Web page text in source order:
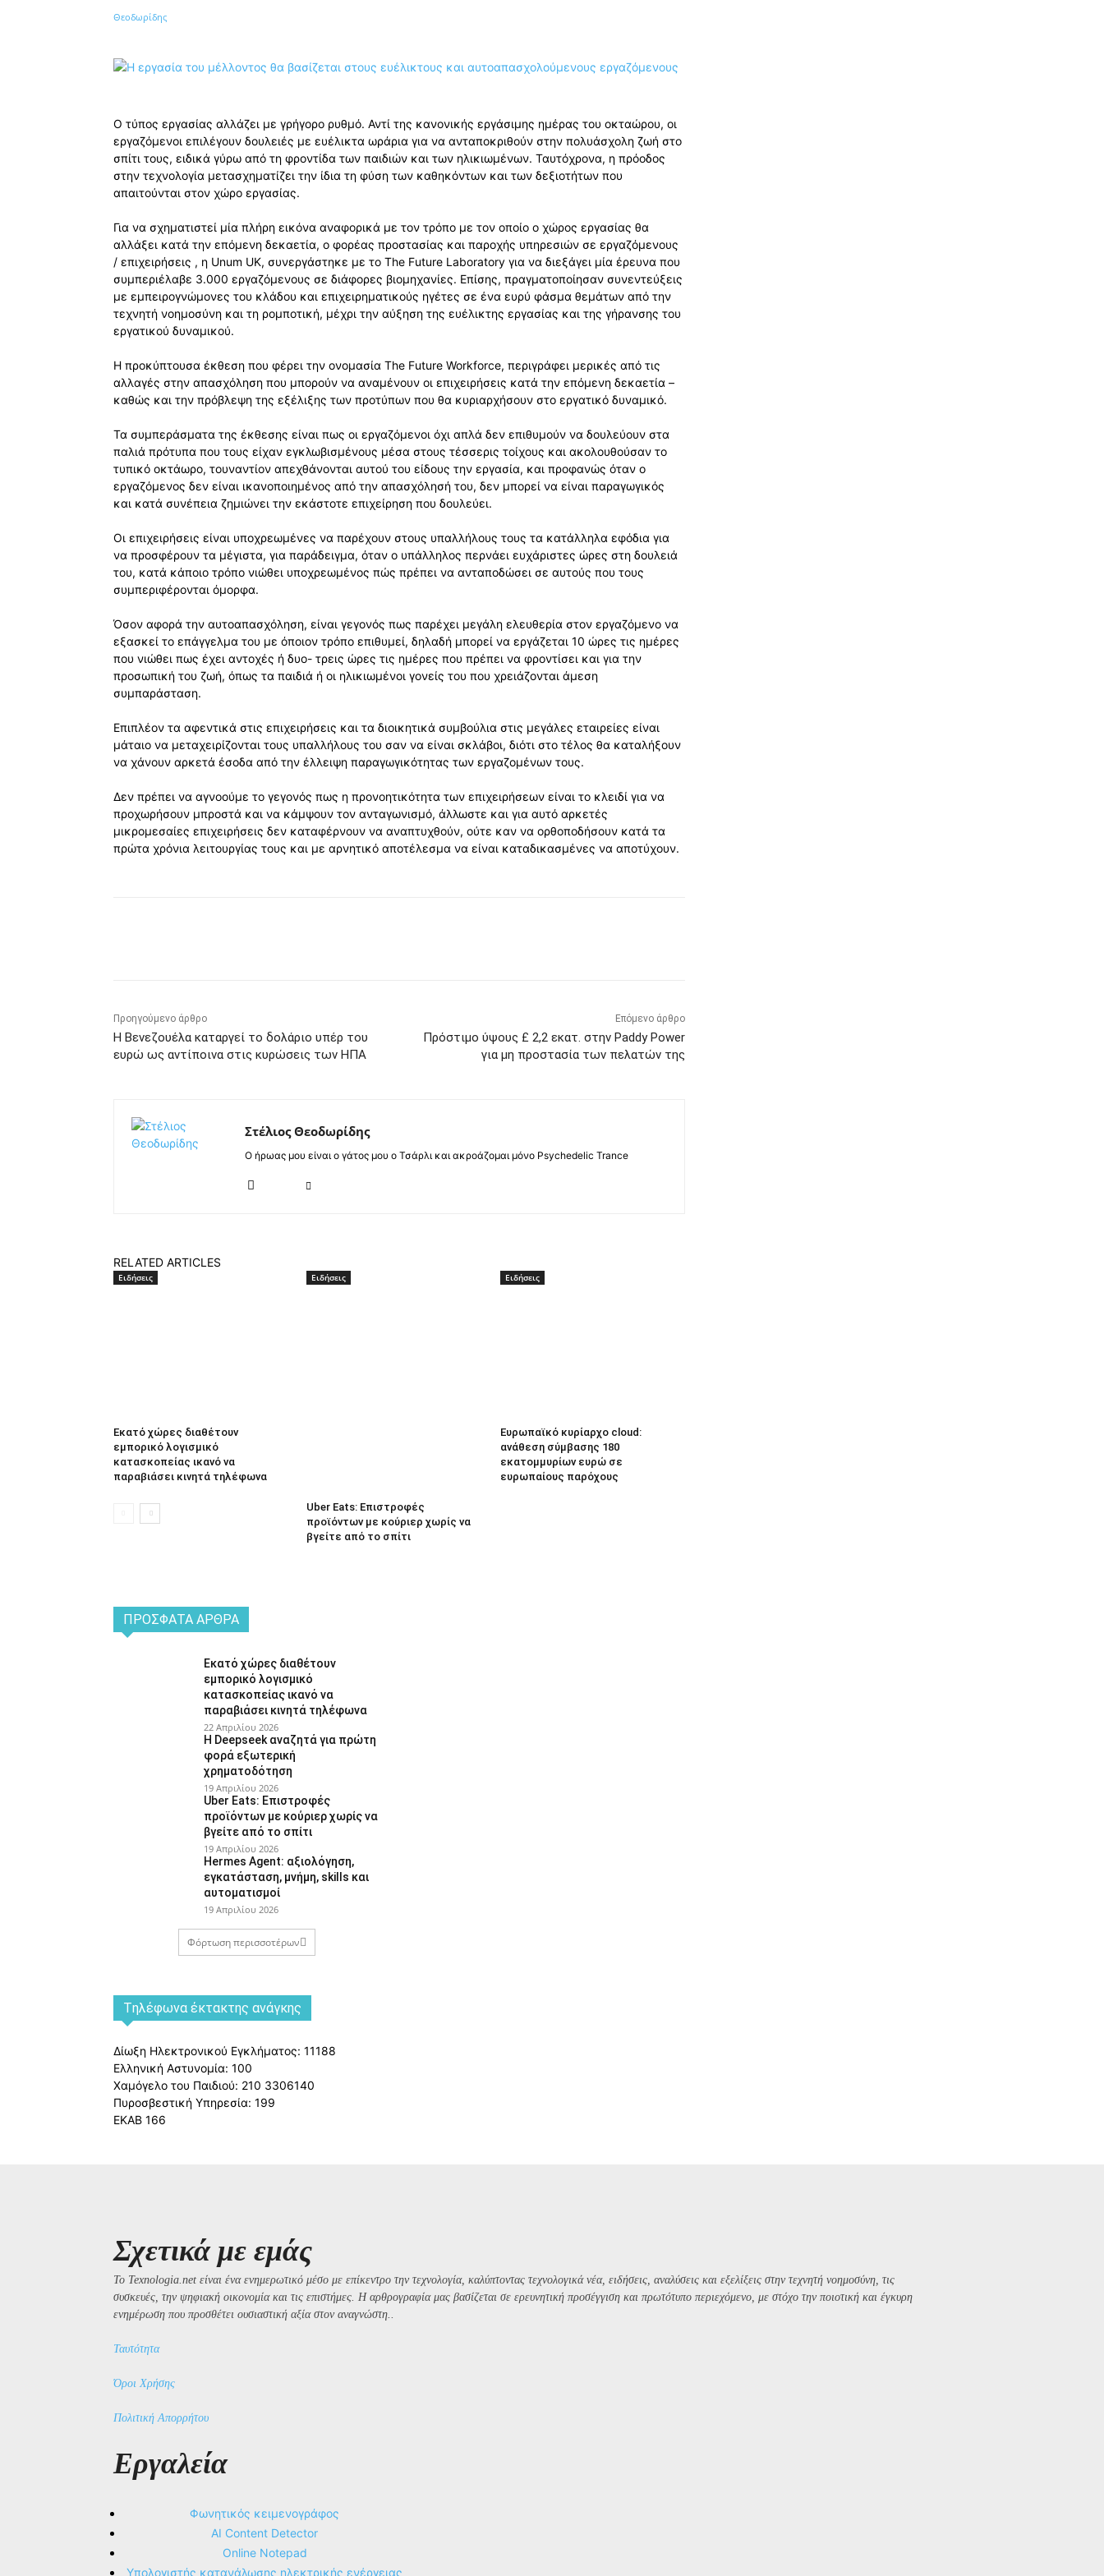
Κοινοποίηση
Ο τύπος εργασίας αλλάζει με γρήγορο ρυθμό. Αντί της κανονικής εργάσιμης ημέρας του οκταώρου, οι
εργαζόμενοι επιλέγουν δουλειές με ευέλικτα ωράρια για να ανταποκριθούν στην πολυάσχολη ζωή στο
σπίτι τους, ειδικά γύρω από τη φροντίδα των παιδιών και των ηλικιωμένων. Ταυτόχρονα, η πρόοδος
στην τεχνολογία μετασχηματίζει την ίδια τη φύση των καθηκόντων και των δεξιοτήτων που
απαιτούνται στον χώρο εργασίας.
Για να σχηματιστεί μία πλήρη εικόνα αναφορικά με τον τρόπο με τον οποίο ο χώρος εργασίας θα
αλλάξει κατά την επόμενη δεκαετία, ο φορέας προστασίας και παροχής υπηρεσιών σε εργαζόμενους
/ επιχειρήσεις , η Unum UK, συνεργάστηκε με το The Future Laboratory για να διεξάγει μία έρευνα που
συμπεριέλαβε 3.000 εργαζόμενους σε διάφορες βιομηχανίες. Επίσης, πραγματοποίησαν συνεντεύξεις
με εμπειρογνώμονες του κλάδου και επιχειρηματικούς ηγέτες σε ένα ευρύ φάσμα θεμάτων από την
τεχνητή νοημοσύνη και τη ρομποτική, μέχρι την αύξηση της ευέλικτης εργασίας και της γήρανσης του
εργατικού δυναμικού.
Η προκύπτουσα έκθεση που φέρει την ονομασία The Future Workforce, περιγράφει μερικές από τις
αλλαγές στην απασχόληση που μπορούν να αναμένουν οι επιχειρήσεις κατά την επόμενη δεκαετία –
καθώς και την πρόβλεψη της εξέλιξης των προτύπων που θα κυριαρχήσουν στο εργατικό δυναμικό.
Τα συμπεράσματα της έκθεσης είναι πως οι εργαζόμενοι όχι απλά δεν επιθυμούν να δουλεύουν στα
παλιά πρότυπα που τους είχαν εγκλωβισμένους μέσα στους τέσσερις τοίχους και ακολουθούσαν το
τυπικό οκτάωρο, τουναντίον απεχθάνονται αυτού του είδους την εργασία, και προφανώς όταν ο
εργαζόμενος δεν είναι ικανοποιημένος από την απασχόλησή του, δεν μπορεί να είναι παραγωγικός
και κατά συνέπεια ζημιώνει την εκάστοτε επιχείρηση που δουλεύει.
Οι επιχειρήσεις είναι υποχρεωμένες να παρέχουν στους υπαλλήλους τους τα κατάλληλα εφόδια για
να προσφέρουν τα μέγιστα, για παράδειγμα, όταν ο υπάλληλος περνάει ευχάριστες ώρες στη δουλειά
του, κατά κάποιο τρόπο νιώθει υποχρεωμένος πώς πρέπει να ανταποδώσει σε αυτούς που τους
συμπεριφέρονται όμορφα.
Όσον αφορά την αυτοαπασχόληση, είναι γεγονός πως παρέχει μεγάλη ελευθερία στον εργαζόμενο να
εξασκεί το επάγγελμα του με όποιον τρόπο επιθυμεί, δηλαδή μπορεί να εργάζεται 10 ώρες τις ημέρες
που νιώθει πως έχει αντοχές ή δυο- τρεις ώρες τις ημέρες που πρέπει να φροντίσει και για την
προσωπική του ζωή, όπως τα παιδιά ή οι ηλικιωμένοι γονείς του που χρειάζονται άμεση
συμπαράσταση.
Επιπλέον τα αφεντικά στις επιχειρήσεις και τα διοικητικά συμβούλια στις μεγάλες εταιρείες είναι
μάταιο να μεταχειρίζονται τους υπαλλήλους του σαν να είναι σκλάβοι, διότι στο τέλος θα καταλήξουν
να χάνουν αρκετά έσοδα από την έλλειψη παραγωγικότητας των εργαζομένων τους.
Δεν πρέπει να αγνοούμε το γεγονός πως η προνοητικότητα των επιχειρήσεων είναι το κλειδί για να
προχωρήσουν μπροστά και να κάμψουν τον ανταγωνισμό, άλλωστε και για αυτό αρκετές
μικρομεσαίες επιχειρήσεις δεν καταφέρνουν να αναπτυχθούν, ούτε καν να ορθοποδήσουν κατά τα
πρώτα χρόνια λειτουργίας τους και με αρνητικό αποτέλεσμα να είναι καταδικασμένες να αποτύχουν.
Προηγούμενο άρθρο
Η Βενεζουέλα καταργεί το δολάριο υπέρ του
ευρώ ως αντίποινα στις κυρώσεις των ΗΠΑ
Επόμενο άρθρο
Πρόστιμο ύψους £ 2,2 εκατ. στην Paddy Power
για μη προστασία των πελατών της
Στέλιος Θεοδωρίδης
Ο ήρωας μου είναι ο γάτος μου ο Τσάρλι και ακροάζομαι μόνο Psychedelic Trance
RELATED ARTICLES
Ειδήσεις
Εκατό χώρες διαθέτουν
εμπορικό λογισμικό
κατασκοπείας ικανό να
παραβιάσει κινητά τηλέφωνα
Ειδήσεις
Uber Eats: Επιστροφές
προϊόντων με κούριερ χωρίς να
βγείτε από το σπίτι
Ειδήσεις
Ευρωπαϊκό κυρίαρχο cloud:
ανάθεση σύμβασης 180
εκατομμυρίων ευρώ σε
ευρωπαίους παρόχους
ΠΡΌΣΦΑΤΑ ΆΡΘΡΑ
Εκατό χώρες διαθέτουν
εμπορικό λογισμικό
κατασκοπείας ικανό να
παραβιάσει κινητά τηλέφωνα
22 Απριλίου 2026
Η Deepseek αναζητά για πρώτη
φορά εξωτερική
χρηματοδότηση
19 Απριλίου 2026
Uber Eats: Επιστροφές
προϊόντων με κούριερ χωρίς να
βγείτε από το σπίτι
19 Απριλίου 2026
Hermes Agent: αξιολόγηση,
εγκατάσταση, μνήμη, skills και
αυτοματισμοί
19 Απριλίου 2026
Φόρτωση περισσοτέρων
Tηλέφωνα έκτακτης ανάγκης
Δίωξη Ηλεκτρονικού Εγκλήματος: 11188
Ελληνική Αστυνομία: 100
Χαμόγελο του Παιδιού: 210 3306140
Πυροσβεστική Υπηρεσία: 199
ΕΚΑΒ 166
Σχετικά με εμάς
Το Texnologia.net είναι ένα ενημερωτικό μέσο με επίκεντρο την τεχνολογία, καλύπτοντας τεχνολογικά νέα, ειδήσεις, αναλύσεις και εξελίξεις στην τεχνητή νοημοσύνη, τις
συσκευές, την ψηφιακή οικονομία και τις επιστήμες. Η αρθρογραφία μας βασίζεται σε ερευνητική προσέγγιση και πρωτότυπο περιεχόμενο, με στόχο την ποιοτική και έγκυρη
ενημέρωση που προσθέτει ουσιαστική αξία στον αναγνώστη..
Ταυτότητα
Όροι Χρήσης
Πολιτική Απορρήτου
Εργαλεία
Φωνητικός κειμενογράφος
AI Content Detector
Online Notepad
Υπολογιστής κατανάλωσης ηλεκτρικής ενέργειας